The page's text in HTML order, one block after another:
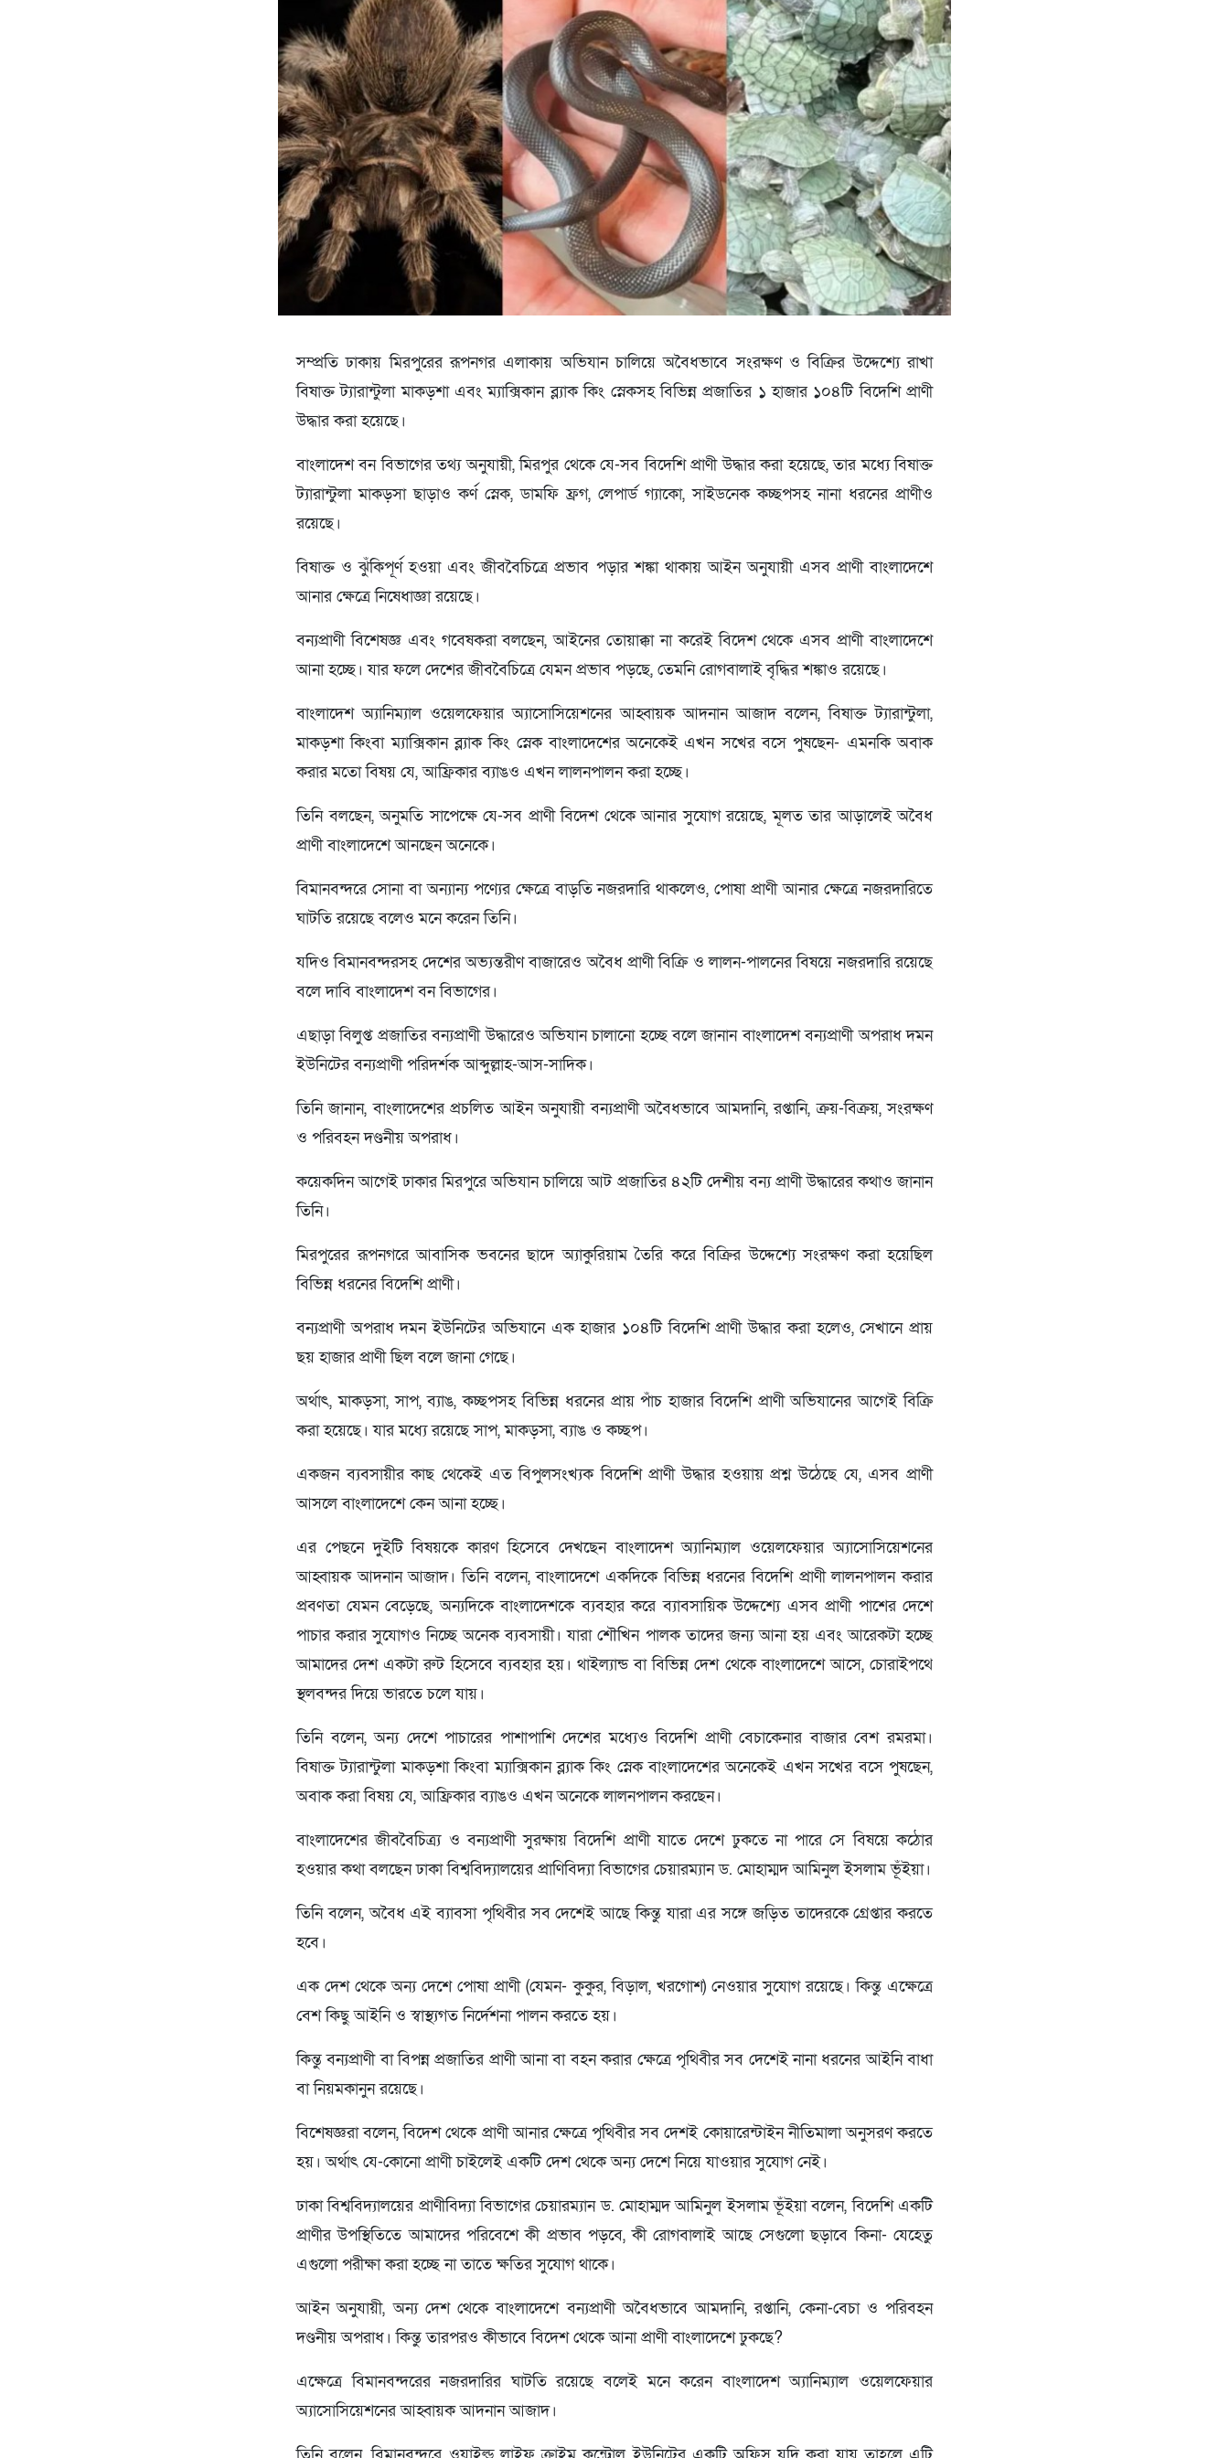
সম্প্রতি ঢাকায় মিরপুরের রূপনগর এলাকায় অভিযান চালিয়ে অবৈধভাবে সংরক্ষণ ও বিক্রির উদ্দেশ্যে রাখা
বিষাক্ত ট্যারান্টুলা মাকড়শা এবং ম্যাক্সিকান ব্ল্যাক কিং স্নেকসহ বিভিন্ন প্রজাতির ১ হাজার ১০৪টি বিদেশি প্রাণী
উদ্ধার করা হয়েছে।
বাংলাদেশ বন বিভাগের তথ্য অনুযায়ী, মিরপুর থেকে যে-সব বিদেশি প্রাণী উদ্ধার করা হয়েছে, তার মধ্যে বিষাক্ত
ট্যারান্টুলা মাকড়সা ছাড়াও কর্ণ স্নেক, ডামফি ফ্রগ, লেপার্ড গ্যাকো, সাইডনেক কচ্ছপসহ নানা ধরনের প্রাণীও
রয়েছে।
বিষাক্ত ও ঝুঁকিপূর্ণ হওয়া এবং জীববৈচিত্রে প্রভাব পড়ার শঙ্কা থাকায় আইন অনুযায়ী এসব প্রাণী বাংলাদেশে
আনার ক্ষেত্রে নিষেধাজ্ঞা রয়েছে।
বন্যপ্রাণী বিশেষজ্ঞ এবং গবেষকরা বলছেন, আইনের তোয়াক্কা না করেই বিদেশ থেকে এসব প্রাণী বাংলাদেশে
আনা হচ্ছে। যার ফলে দেশের জীববৈচিত্রে যেমন প্রভাব পড়ছে, তেমনি রোগবালাই বৃদ্ধির শঙ্কাও রয়েছে।
বাংলাদেশ অ্যানিম্যাল ওয়েলফেয়ার অ্যাসোসিয়েশনের আহ্বায়ক আদনান আজাদ বলেন, বিষাক্ত ট্যারান্টুলা,
মাকড়শা কিংবা ম্যাক্সিকান ব্ল্যাক কিং স্নেক বাংলাদেশের অনেকেই এখন সখের বসে পুষছেন- এমনকি অবাক
করার মতো বিষয় যে, আফ্রিকার ব্যাঙও এখন লালনপালন করা হচ্ছে।
তিনি বলছেন, অনুমতি সাপেক্ষে যে-সব প্রাণী বিদেশ থেকে আনার সুযোগ রয়েছে, মূলত তার আড়ালেই অবৈধ
প্রাণী বাংলাদেশে আনছেন অনেকে।
বিমানবন্দরে সোনা বা অন্যান্য পণ্যের ক্ষেত্রে বাড়তি নজরদারি থাকলেও, পোষা প্রাণী আনার ক্ষেত্রে নজরদারিতে
ঘাটতি রয়েছে বলেও মনে করেন তিনি।
যদিও বিমানবন্দরসহ দেশের অভ্যন্তরীণ বাজারেও অবৈধ প্রাণী বিক্রি ও লালন-পালনের বিষয়ে নজরদারি রয়েছে
বলে দাবি বাংলাদেশ বন বিভাগের।
এছাড়া বিলুপ্ত প্রজাতির বন্যপ্রাণী উদ্ধারেও অভিযান চালানো হচ্ছে বলে জানান বাংলাদেশ বন্যপ্রাণী অপরাধ দমন
ইউনিটের বন্যপ্রাণী পরিদর্শক আব্দুল্লাহ-আস-সাদিক।
তিনি জানান, বাংলাদেশের প্রচলিত আইন অনুযায়ী বন্যপ্রাণী অবৈধভাবে আমদানি, রপ্তানি, ক্রয়-বিক্রয়, সংরক্ষণ
ও পরিবহন দণ্ডনীয় অপরাধ।
কয়েকদিন আগেই ঢাকার মিরপুরে অভিযান চালিয়ে আট প্রজাতির ৪২টি দেশীয় বন্য প্রাণী উদ্ধারের কথাও জানান
তিনি।
মিরপুরের রূপনগরে আবাসিক ভবনের ছাদে অ্যাকুরিয়াম তৈরি করে বিক্রির উদ্দেশ্যে সংরক্ষণ করা হয়েছিল
বিভিন্ন ধরনের বিদেশি প্রাণী।
বন্যপ্রাণী অপরাধ দমন ইউনিটের অভিযানে এক হাজার ১০৪টি বিদেশি প্রাণী উদ্ধার করা হলেও, সেখানে প্রায়
ছয় হাজার প্রাণী ছিল বলে জানা গেছে।
অর্থাৎ, মাকড়সা, সাপ, ব্যাঙ, কচ্ছপসহ বিভিন্ন ধরনের প্রায় পাঁচ হাজার বিদেশি প্রাণী অভিযানের আগেই বিক্রি
করা হয়েছে। যার মধ্যে রয়েছে সাপ, মাকড়সা, ব্যাঙ ও কচ্ছপ।
একজন ব্যবসায়ীর কাছ থেকেই এত বিপুলসংখ্যক বিদেশি প্রাণী উদ্ধার হওয়ায় প্রশ্ন উঠেছে যে, এসব প্রাণী
আসলে বাংলাদেশে কেন আনা হচ্ছে।
এর পেছনে দুইটি বিষয়কে কারণ হিসেবে দেখছেন বাংলাদেশ অ্যানিম্যাল ওয়েলফেয়ার অ্যাসোসিয়েশনের
আহ্বায়ক আদনান আজাদ। তিনি বলেন, বাংলাদেশে একদিকে বিভিন্ন ধরনের বিদেশি প্রাণী লালনপালন করার
প্রবণতা যেমন বেড়েছে, অন্যদিকে বাংলাদেশকে ব্যবহার করে ব্যাবসায়িক উদ্দেশ্যে এসব প্রাণী পাশের দেশে
পাচার করার সুযোগও নিচ্ছে অনেক ব্যবসায়ী। যারা শৌখিন পালক তাদের জন্য আনা হয় এবং আরেকটা হচ্ছে
আমাদের দেশ একটা রুট হিসেবে ব্যবহার হয়। থাইল্যান্ড বা বিভিন্ন দেশ থেকে বাংলাদেশে আসে, চোরাইপথে
স্থলবন্দর দিয়ে ভারতে চলে যায়।
তিনি বলেন, অন্য দেশে পাচারের পাশাপাশি দেশের মধ্যেও বিদেশি প্রাণী বেচাকেনার বাজার বেশ রমরমা।
বিষাক্ত ট্যারান্টুলা মাকড়শা কিংবা ম্যাক্সিকান ব্ল্যাক কিং স্নেক বাংলাদেশের অনেকেই এখন সখের বসে পুষছেন,
অবাক করা বিষয় যে, আফ্রিকার ব্যাঙও এখন অনেকে লালনপালন করছেন।
বাংলাদেশের জীববৈচিত্র্য ও বন্যপ্রাণী সুরক্ষায় বিদেশি প্রাণী যাতে দেশে ঢুকতে না পারে সে বিষয়ে কঠোর
হওয়ার কথা বলছেন ঢাকা বিশ্ববিদ্যালয়ের প্রাণিবিদ্যা বিভাগের চেয়ারম্যান ড. মোহাম্মদ আমিনুল ইসলাম ভূঁইয়া।
তিনি বলেন, অবৈধ এই ব্যাবসা পৃথিবীর সব দেশেই আছে কিন্তু যারা এর সঙ্গে জড়িত তাদেরকে গ্রেপ্তার করতে
হবে।
এক দেশ থেকে অন্য দেশে পোষা প্রাণী (যেমন- কুকুর, বিড়াল, খরগোশ) নেওয়ার সুযোগ রয়েছে। কিন্তু এক্ষেত্রে
বেশ কিছু আইনি ও স্বাস্থ্যগত নির্দেশনা পালন করতে হয়।
কিন্তু বন্যপ্রাণী বা বিপন্ন প্রজাতির প্রাণী আনা বা বহন করার ক্ষেত্রে পৃথিবীর সব দেশেই নানা ধরনের আইনি বাধা
বা নিয়মকানুন রয়েছে।
বিশেষজ্ঞরা বলেন, বিদেশ থেকে প্রাণী আনার ক্ষেত্রে পৃথিবীর সব দেশই কোয়ারেন্টাইন নীতিমালা অনুসরণ করতে
হয়। অর্থাৎ যে-কোনো প্রাণী চাইলেই একটি দেশ থেকে অন্য দেশে নিয়ে যাওয়ার সুযোগ নেই।
ঢাকা বিশ্ববিদ্যালয়ের প্রাণীবিদ্যা বিভাগের চেয়ারম্যান ড. মোহাম্মদ আমিনুল ইসলাম ভূঁইয়া বলেন, বিদেশি একটি
প্রাণীর উপস্থিতিতে আমাদের পরিবেশে কী প্রভাব পড়বে, কী রোগবালাই আছে সেগুলো ছড়াবে কিনা- যেহেতু
এগুলো পরীক্ষা করা হচ্ছে না তাতে ক্ষতির সুযোগ থাকে।
আইন অনুযায়ী, অন্য দেশ থেকে বাংলাদেশে বন্যপ্রাণী অবৈধভাবে আমদানি, রপ্তানি, কেনা-বেচা ও পরিবহন
দণ্ডনীয় অপরাধ। কিন্তু তারপরও কীভাবে বিদেশ থেকে আনা প্রাণী বাংলাদেশে ঢুকছে?
এক্ষেত্রে বিমানবন্দরের নজরদারির ঘাটতি রয়েছে বলেই মনে করেন বাংলাদেশ অ্যানিম্যাল ওয়েলফেয়ার
অ্যাসোসিয়েশনের আহ্বায়ক আদনান আজাদ।